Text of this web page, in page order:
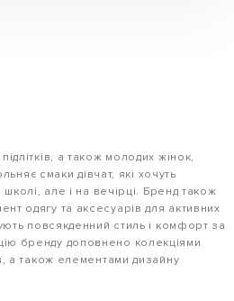
а також молодих жінок,
смаки дівчат, які хочуть
школі, але і на вечірці. Бренд також
одягу та аксесуарів для активних
повсякденний стиль і комфорт за
бренду доповнено колекціями
а також елементами дизайну